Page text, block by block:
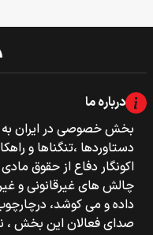
درباره ما
بخش خصوصی‌‌ در ایران به
دستاوردها ،تنگناها و
اکونگار دفاع از حقوق
چالش های غیرقانونی و
داده و می کوشد،
صدای فعالان این بخش ،